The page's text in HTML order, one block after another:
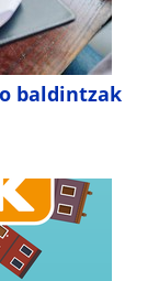
baldintzak